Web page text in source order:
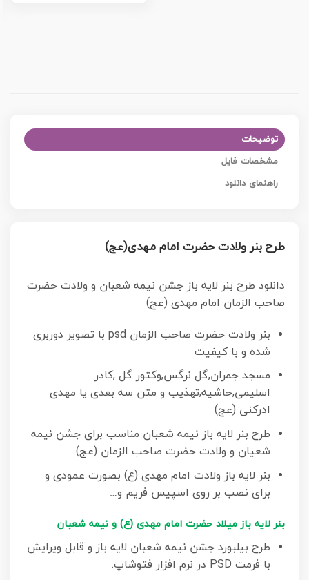
توضیحات
مشخصات فایل
راهنمای دانلود
طرح بنر ولادت حضرت امام مهدی(عج)
دانلود طرح بنر لایه باز جشن نیمه شعبان و ولادت حضرت
صاحب الزمان امام مهدی (عج)
بنر ولادت حضرت صاحب الزمان psd با تصویر دوربری
شده و با کیفیت
مسجد جمران,گل نرگس,وکتور گل ,کادر
اسلیمی,حاشیه,تهذیب و متن سه بعدی یا مهدی
ادرکنی (عج)
طرح بنر لایه باز نیمه شعبان مناسب برای جشن نیمه
شعیان و ولادت حضرت صاحب الزمان (عج)
بنر لایه باز ولادت امام مهدی (ع) بصورت عمودی و
برای نصب بر روی اسپیس فریم و…
بنر لایه باز میلاد حضرت امام مهدی (ع) و نیمه شعبان
طرح بیلبورد جشن نیمه شعبان لایه باز و قابل ویرایش
با فرمت PSD در نرم افزار فتوشاپ.